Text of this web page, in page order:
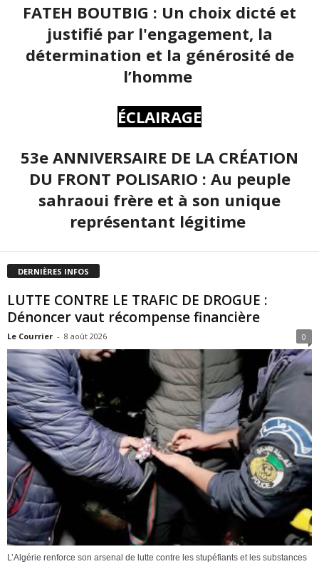
FATEH BOUTBIG : Un choix dicté et
justifié par l'engagement, la
détermination et la générosité de
l’homme
ÉCLAIRAGE
53e ANNIVERSAIRE DE LA CRÉATION
DU FRONT POLISARIO : Au peuple
sahraoui frère et à son unique
représentant légitime
DERNIÈRES INFOS
LUTTE CONTRE LE TRAFIC DE DROGUE :
Dénoncer vaut récompense financière
Le Courrier - 8 août 2026 0
L’Algérie renforce son arsenal de lutte contre les stupéfiants et les substances